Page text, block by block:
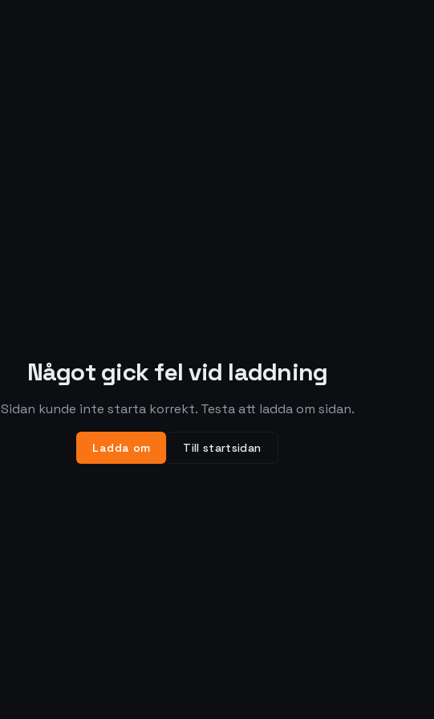
Något gick fel vid laddning
Sidan kunde inte starta korrekt. Testa att ladda om sidan.
Ladda om Till startsidan